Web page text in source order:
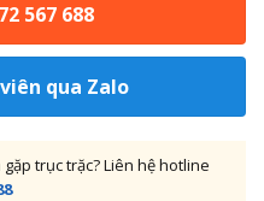
567 688
qua Zalo
trục trặc? Liên hệ hotline